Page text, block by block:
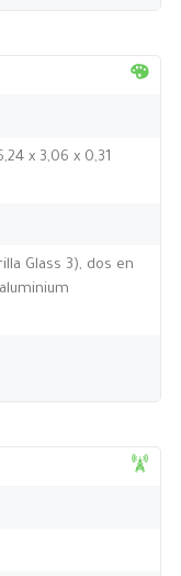
x 3,06 x 0,31
Glass 3), dos en